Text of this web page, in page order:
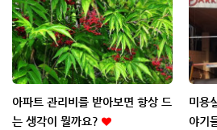
아파트 관리비를 받아보면 항상 드
는 생각이 뭘까요?
미용
야기